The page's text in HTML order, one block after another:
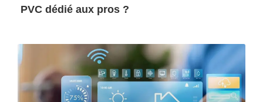
PVC dédié aux pros ?